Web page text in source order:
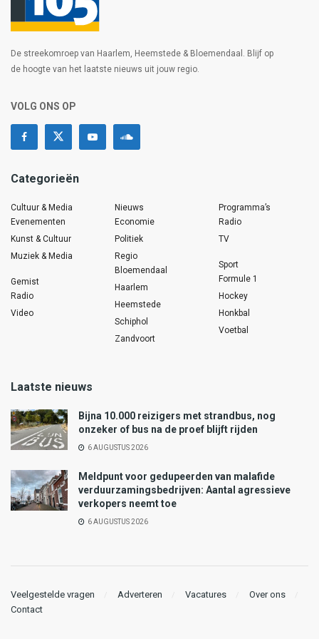
De streekomroep van Haarlem, Heemstede & Bloemendaal. Blijf op
de hoogte van het laatste nieuws uit jouw regio.
VOLG ONS OP
Categorieën
Cultuur & Media
Evenementen
Kunst & Cultuur
Muziek & Media
Gemist
Radio
Video
Nieuws
Economie
Politiek
Regio
Bloemendaal
Haarlem
Heemstede
Schiphol
Zandvoort
Programma’s
Radio
TV
Sport
Formule 1
Hockey
Honkbal
Voetbal
Laatste nieuws
Bijna 10.000 reizigers met strandbus, nog
onzeker of bus na de proef blijft rijden
6 AUGUSTUS 2026
Meldpunt voor gedupeerden van malafide
verduurzamingsbedrijven: Aantal agressieve
verkopers neemt toe
6 AUGUSTUS 2026
Veelgestelde vragen Adverteren Vacatures
Over ons
Contact